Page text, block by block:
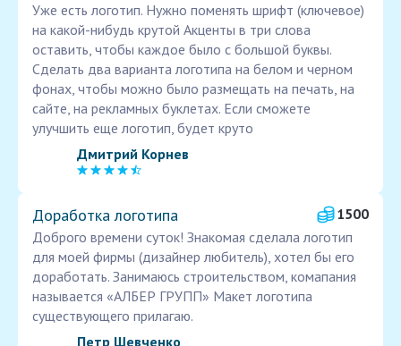
Уже есть логотип. Нужно поменять шрифт (ключевое)
на какой-нибудь крутой Акценты в три слова
оставить, чтобы каждое было с большой буквы.
Сделать два варианта логотипа на белом и черном
фонах, чтобы можно было размещать на печать, на
сайте, на рекламных буклетах. Если сможете
улучшить еще логотип, будет круто
Дмитрий Корнев
Доработка логотипа
1500
Доброго времени суток! Знакомая сделала логотип
для моей фирмы (дизайнер любитель), хотел бы его
доработать. Занимаюсь строительством, комапания
называется «АЛБЕР ГРУПП» Макет логотипа
существующего прилагаю.
Петр Шевченко